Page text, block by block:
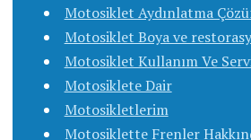
Motosiklet Aydınlatma
Motosiklet Boya ve
Motosiklet Kullanım Ve
Motosiklete Dair
Motosikletlerim
Motosiklette Frenler